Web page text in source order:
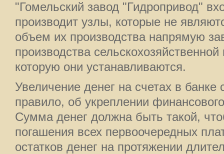
"Гомельский завод "Гидропривод"
производит узлы, которые не
объем их производства напрямую
производства
которую они устанавливаются.
Увеличение денег на счетах в банке
правило, об укреплении
Сумма денег должна быть такой,
погашения всех первоочередных
остатков денег на протяжении